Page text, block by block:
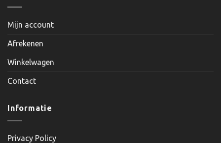
Mijn account
Afrekenen
Winkelwagen
Contact
Informatie
Privacy Policy